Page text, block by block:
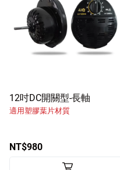
配件小物
商店資訊
訪客訂單查詢
12吋DC開關型-長軸
適用塑膠葉片材質
NT$980